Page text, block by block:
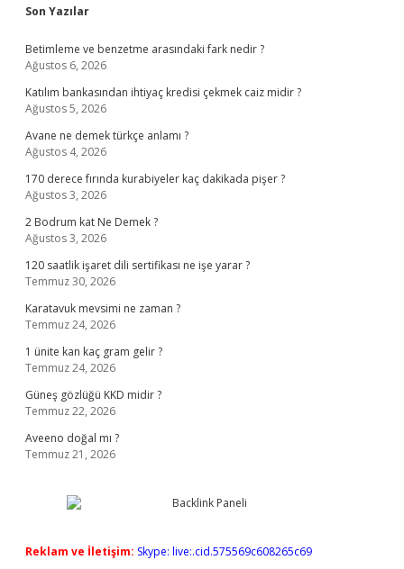
Sidebar
Son Yazılar
Betimleme ve benzetme arasındaki fark nedir ?
Ağustos 6, 2026
Katılım bankasından ihtiyaç kredisi çekmek caiz midir ?
Ağustos 5, 2026
Avane ne demek türkçe anlamı ?
Ağustos 4, 2026
170 derece fırında kurabiyeler kaç dakikada pişer ?
Ağustos 3, 2026
2 Bodrum kat Ne Demek ?
Ağustos 3, 2026
120 saatlik işaret dili sertifikası ne işe yarar ?
Temmuz 30, 2026
Karatavuk mevsimi ne zaman ?
Temmuz 24, 2026
1 ünite kan kaç gram gelir ?
Temmuz 24, 2026
Güneş gözlüğü KKD midir ?
Temmuz 22, 2026
Aveeno doğal mı ?
Temmuz 21, 2026
Reklam ve İletişim: Skype: live:.cid.575569c608265c69